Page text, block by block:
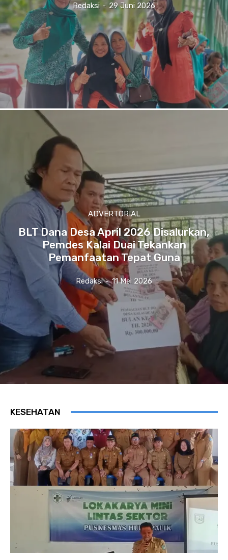
Redaksi - 29 Juni 2026
ADVERTORIAL
BLT Dana Desa April 2026 Disalurkan,
Pemdes Kalai Duai Tekankan
Pemanfaatan Tepat Guna
Redaksi - 11 Mei 2026
KESEHATAN